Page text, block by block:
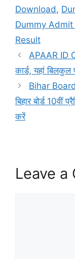
Download,
Dummy
Result
APAAR ID
कार्ड, यहां बिलकुल
Bihar
बिहार बोर्ड 10वीं
करें
Leave a